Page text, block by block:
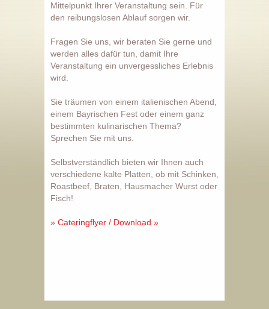
Mittelpunkt Ihrer Veranstaltung sein. Für
den reibungslosen Ablauf sorgen wir.
Fragen Sie uns, wir beraten Sie gerne und
werden alles dafür tun, damit Ihre
Veranstaltung ein unvergessliches Erlebnis
wird.
Sie träumen von einem italienischen Abend,
einem Bayrischen Fest oder einem ganz
bestimmten kulinarischen Thema?
Sprechen Sie mit uns.
Selbstverständlich bieten wir Ihnen auch
verschiedene kalte Platten, ob mit Schinken,
Roastbeef, Braten, Hausmacher Wurst oder
Fisch!
» Cateringflyer / Download »